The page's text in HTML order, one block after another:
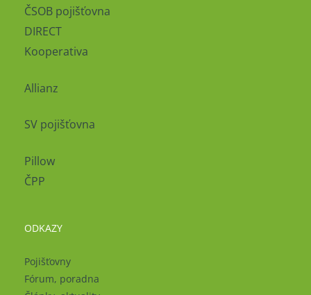
ČSOB pojišťovna
DIRECT
Kooperativa
Allianz
SV pojišťovna
Pillow
ČPP
ODKAZY
Pojišťovny
Fórum, poradna